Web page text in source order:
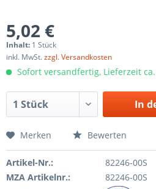
5,02 €
Inhalt: 1 Stück
inkl. MwSt.zzgl. Versandkosten
Sofort versandfertig, Lieferzeit
In
Merken Bewerten
Artikel-Nr.:
82246-00S
MZA Artikelnr.:
82246-00S